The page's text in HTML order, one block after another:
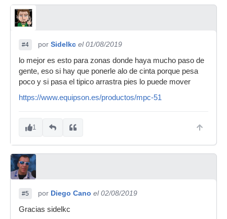
#4 por Sidelkc el 01/08/2019
lo mejor es esto para zonas donde haya mucho paso de
gente, eso si hay que ponerle alo de cinta porque pesa
poco y si pasa el tipico arrastra pies lo puede mover
https://www.equipson.es/productos/mpc-51
1
#5 por Diego Cano el 02/08/2019
Gracias sidelkc